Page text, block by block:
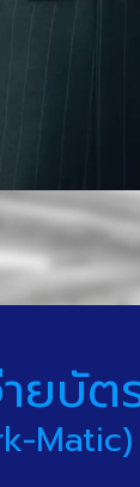
ยบัต
Matic)